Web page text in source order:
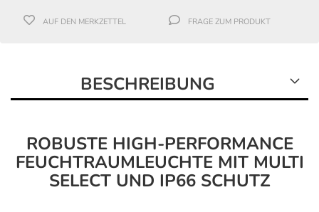
AUF DEN MERKZETTEL FRAGE ZUM PRODUKT
BESCHREIBUNG
ROBUSTE HIGH-PERFORMANCE
FEUCHTRAUMLEUCHTE MIT MULTI
SELECT UND IP66 SCHUTZ